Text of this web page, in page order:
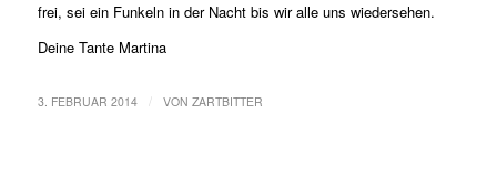
frei, sei ein Funkeln in der Nacht bis wir alle uns wiedersehen.
Deine Tante Martina
3. FEBRUAR 2014 VON ZARTBITTER